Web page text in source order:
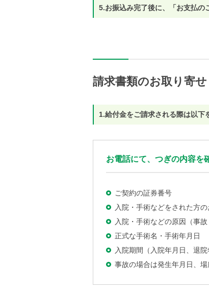
5.お振込み完了後に、「お支払の
請求書類のお取り寄せ
1.給付金をご請求される際は以下
お電話にて、つぎの内容を
ご契約の証券番号
入院・手術などをされた方
入院・手術などの原因（事故
正式な手術名・手術年月日
入院期間（入院年月日、退院
事故の場合は発生年月日、